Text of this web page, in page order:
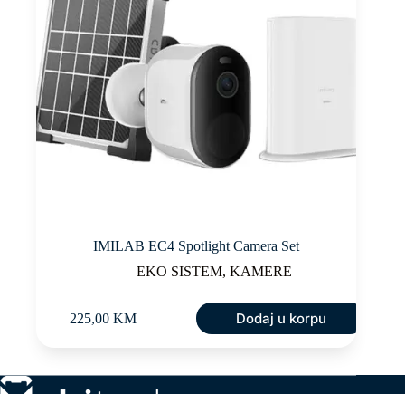
IMILAB EC4 Spotlight Camera Set
EKO SISTEM,KAMERE
225,00 KM Dodaj u korpu